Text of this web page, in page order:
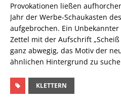
Provokationen ließen
Jahr der Werbe-Schaukasten
aufgebrochen. Ein
Zettel mit der Aufschrift
ganz abwegig, das Motiv der
ähnlichen Hintergrund zu
KLETTERN